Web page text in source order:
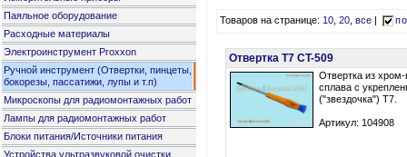
Паяльное оборудование
Расходные материалы
Электроинструмент Proxxon
Ручной инструмент (Отвертки, пинцеты,
бокорезы, пассатижи, лупы и т.п)
Микроскопы для радиомонтажных работ
Лампы для радиомонтажных работ
Блоки питания/Источники питания
Устройства ультразвуковой очистки
Товаров на странице:10,20,все
Отвертка T7 CT-509
Отвертка из
сплава с
("звездочка") T7.
Артикул: 104908